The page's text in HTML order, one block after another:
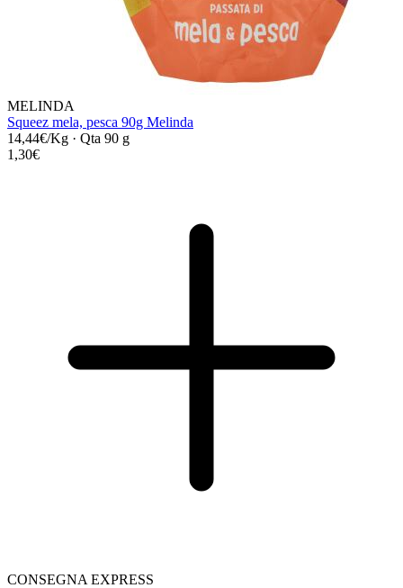
MELINDA
Squeez mela, pesca 90g Melinda
14,44€/Kg · Qta 90 g
1,30€
CONSEGNA EXPRESS